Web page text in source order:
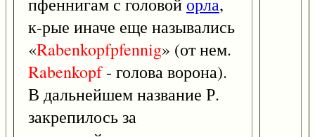
к-рые иначе еще назывались
«Rabenkopfpfennig» (от нем.
Rabenkopf- голова ворона).
В дальнейшем название Р.
закрепилось за